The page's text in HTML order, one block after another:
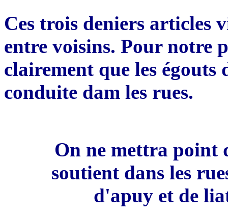
Ces trois deniers articles
entre voisins. Pour notre
clairement que les égouts
conduite dam les rues.
On ne mettra point
soutient dans les
d'apuy et de